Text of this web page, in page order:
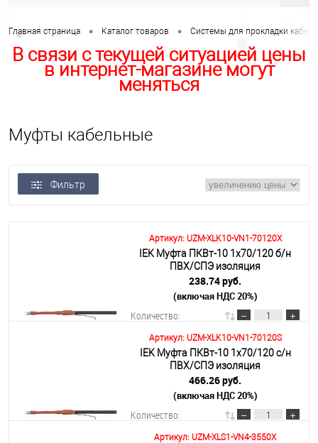
Главная страница • Каталог товаров • Системы для прокладки кабеля
В связи с текущей ситуацией цены
в интернет-магазине могут
меняться
Муфты кабельные
Фильтр
Артикул: UZM-XLK10-VN1-70120X
IEK Муфта ПКВт-10 1х70/120 б/н
ПВХ/СПЭ изоляция
238.74 руб.
(включая НДС 20%)
Количество:
В корзину
Подробнее
Артикул: UZM-XLK10-VN1-70120S
IEK Муфта ПКВт-10 1х70/120 с/н
ПВХ/СПЭ изоляция
466.26 руб.
(включая НДС 20%)
Количество:
Артикул: UZM-XLS1-VN4-3550X